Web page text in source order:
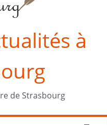
à
de Strasbourg